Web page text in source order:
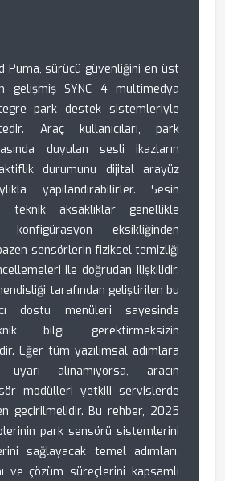
Puma, sürücü güvenliğini en üst
gelişmiş SYNC 4 multimedya
park destek sistemleriyle
Araç kullanıcıları, park
duyulan sesli ikazların
durumunu dijital arayüz
yapılandırabilirler. Sesin
teknik aksaklıklar genellikle
konfigürasyon eksikliğinden
sensörlerin fiziksel temizliği
ile doğrudan ilişkilidir.
tarafından geliştirilen bu
dostu menüleri sayesinde
bilgi gerektirmeksizin
Eğer tüm yazılımsal adımlara
alınamıyorsa, aracın
modülleri yetkili servislerde
geçirilmelidir. Bu rehber, 2025
park sensörü sistemlerini
sağlayacak temel adımları,
ve çözüm süreçlerini kapsamlı